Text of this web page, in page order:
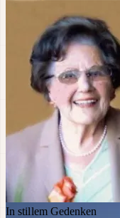
In stillem Gedenken